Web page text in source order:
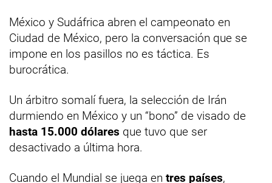
México y Sudáfrica abren el campeonato en
Ciudad de México, pero la conversación que se
impone en los pasillos no es táctica. Es
burocrática.
Un árbitro somalí fuera, la selección de Irán
durmiendo en México y un “bono” de visado de
hasta 15.000 dólares que tuvo que ser
desactivado a última hora.
Cuando el Mundial se juega en tres países,